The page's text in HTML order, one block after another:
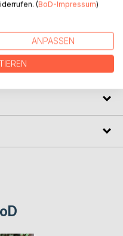
und Erlebnisse mit
(BoD-Impressum)
ANPASSEN